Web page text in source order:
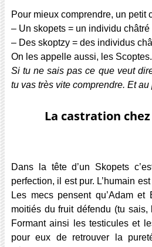
Pour mieux comprendre, un petit
– Un skopets = un individu châtré
– Des skoptzy = des individus
On les appelle aussi, les Scoptes.
Si tu ne sais pas ce que veut
tu vas très vite comprendre. Et
La castration
Dans la tête d’un Skopets
perfection, il est pur. L’humain
Les mecs pensent qu’Adam
moitiés du fruit défendu (tu
Formant ainsi les testicules et
pour eux de retrouver la